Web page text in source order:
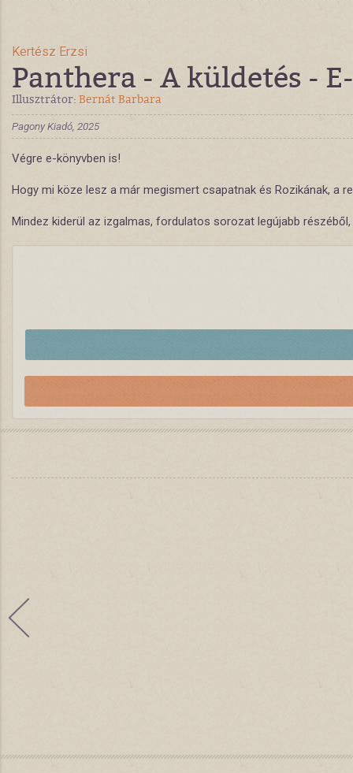
Kertész Erzsi
Panthera - A küldetés -
Illusztrátor: Bernát Barbara
Pagony Kiadó, 2025
Végre e-könyvben is!
Hogy mi köze lesz a már megismert csapatnak és Rozikának, a
Mindez kiderül az izgalmas, fordulatos sorozat legújabb